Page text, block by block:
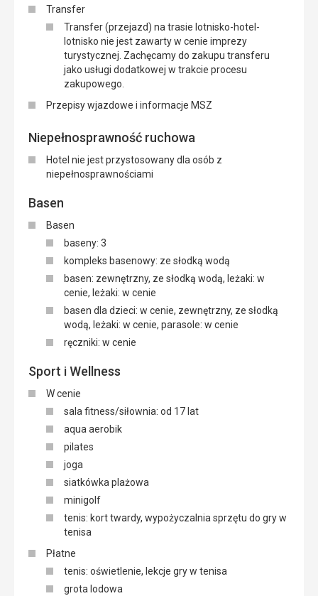
Transfer
Transfer (przejazd) na trasie lotnisko-hotel-
lotnisko nie jest zawarty w cenie imprezy
turystycznej. Zachęcamy do zakupu transferu
jako usługi dodatkowej w trakcie procesu
zakupowego.
Przepisy wjazdowe i informacje MSZ
Niepełnosprawność ruchowa
Hotel nie jest przystosowany dla osób z
niepełnosprawnościami
Basen
Basen
baseny: 3
kompleks basenowy: ze słodką wodą
basen: zewnętrzny, ze słodką wodą, leżaki: w
cenie, leżaki: w cenie
basen dla dzieci: w cenie, zewnętrzny, ze słodką
wodą, leżaki: w cenie, parasole: w cenie
ręczniki: w cenie
Sport i Wellness
W cenie
sala fitness/siłownia: od 17 lat
aqua aerobik
pilates
joga
siatkówka plażowa
minigolf
tenis: kort twardy, wypożyczalnia sprzętu do gry w
tenisa
Płatne
tenis: oświetlenie, lekcje gry w tenisa
grota lodowa